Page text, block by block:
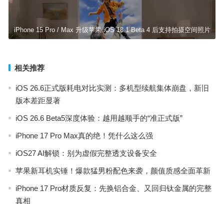
iPhone 15 Pro / Max 升级苹果 iOS 18.1 Beta 4 后支持拍摄空间照片
相关推荐
iOS 26.6正式版耗电对比实测：多机型续航集体崩盘，新旧
版本差距显著
iOS 26.6 Beta5深度体验：越用越顺手的“准正式版”
iPhone 17 Pro Max真的绝！凭什么这么强
iOS27 AI解锁：别为虚假完整透支设备安全
苹果新耳机实锤！爆款猛男粉配色来袭，颜值质感全面革新
iPhone 17 Pro材质反复：先换铝合金、又回归钛金属的完整
真相